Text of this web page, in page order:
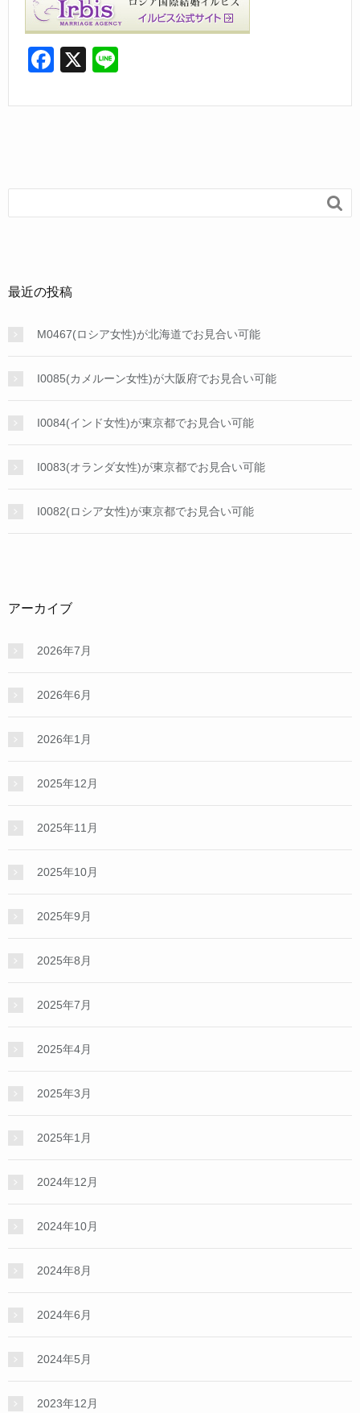
F
c
o
o
X
e

最近の投稿
M0467(ロシア女性)が北海道でお見合い可能
I0085(カメルーン女性)が大阪府でお見合い可能
I0084(インド女性)が東京都でお見合い可能
I0083(オランダ女性)が東京都でお見合い可能
I0082(ロシア女性)が東京都でお見合い可能
アーカイブ
2026年7月
2026年6月
2026年1月
2025年12月
2025年11月
2025年10月
2025年9月
2025年8月
2025年7月
2025年4月
2025年3月
2025年1月
2024年12月
2024年10月
2024年8月
2024年6月
2024年5月
2023年12月